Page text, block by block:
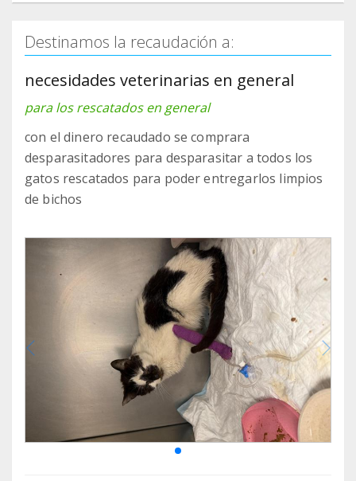
Destinamos la recaudación a:
necesidades veterinarias en general
para los rescatados en general
con el dinero recaudado se comprara
desparasitadores para desparasitar a todos los
gatos rescatados para poder entregarlos limpios
de bichos